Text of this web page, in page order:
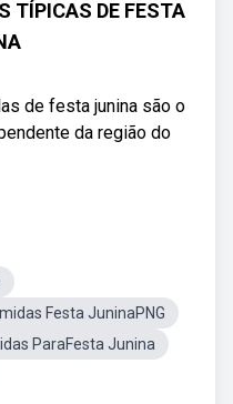
TÍPICAS DE FESTA
de festa junina são o
da região do
Festa JuninaPNG
ParaFesta Junina